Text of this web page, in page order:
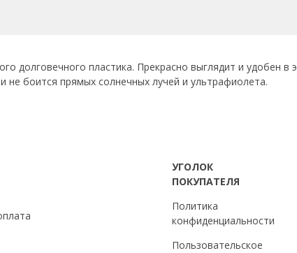
долговечного пластика. Прекрасно выглядит и удобен в
боится прямых солнечных лучей и ультрафиолета.
УГОЛОК
ПОКУПАТЕЛЯ
Политика
конфиденциальности
Пользовательское